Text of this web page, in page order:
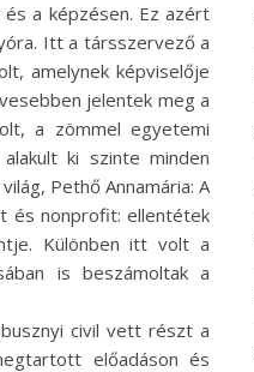
a képzésen. Ez azért
Itt a társszervező a
amelynek képviselője
jelentek meg a
a zömmel egyetemi
ki szinte minden
Pethő Annamária: A
és nonprofit: ellentétek
Különben itt volt a
is beszámoltak a
civil vett részt a
előadáson és